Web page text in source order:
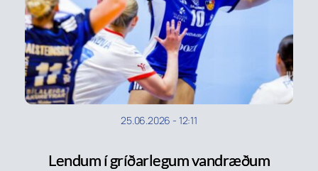
25.06.2026 - 12:11
Lendum í gríðarlegum vandræðum